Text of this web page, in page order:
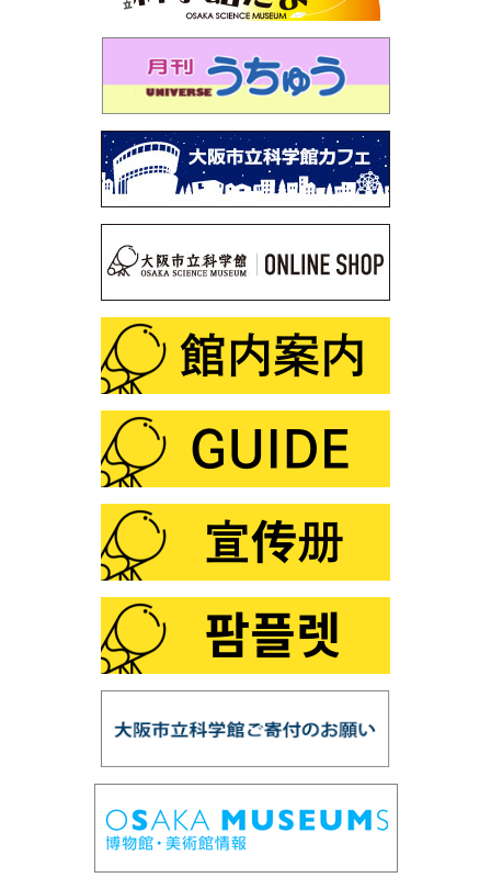
第111回 企画展「石は地球のワンダー～鉱物と化石に魅
せられた2人のコレクション～」
第110回 プラネタリウム「見えない宇宙のミステリー～
謎の光・Ｘ線をとらえろ～」
第109回 「星図の描き方」
第108回 サイエンスショー「静電気なんてこわくな
い！？」
第106回 サイエンスショー「ふしぎな形にだまされる
な！」
第105回 「化学と宮沢賢治」
第104回 プラネタリウム「星空オールナイト」
第103回 プラネタリウム「火星・土星・冥王星ツア
第102回 プラネタリウム「ファミリータイム」
第101回 この夏は「花火×化学」
第100回 プラネタリウム「銀河の世界」
第99回 プラネタリウム「星の誕生」
第98回 「スーパー磁石で大冒険」
第97回 「鉱物の結晶構造」
第95回 プラネタリウム「ロゼッタ、彗星を探査せ